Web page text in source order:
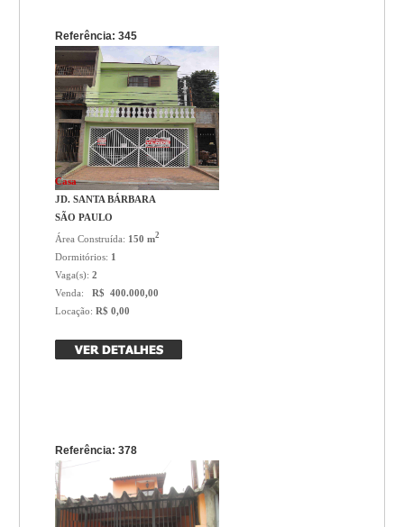
Referência: 345
Casa
JD. SANTA BÁRBARA
SÃO PAULO
Área Construída: 150 m2
Dormitórios: 1
Vaga(s):2
Venda:
R$ 400.000,00
Locação:R$ 0,00
Referência: 378